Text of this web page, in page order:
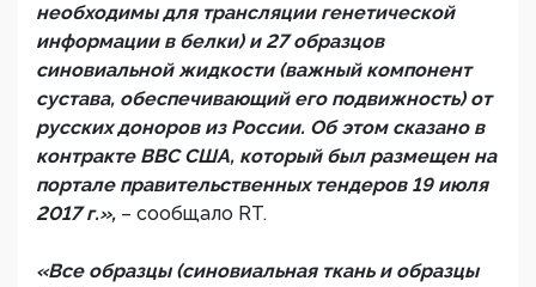
необходимы для трансляции генетической
информации в белки) и 27 образцов
синовиальной жидкости (важный компонент
сустава, обеспечивающий его подвижность) от
русскиx доноров из России. Об этом сказано в
контракте ВВС США, который был размещен на
портале правительственных тендеров 19 июля
2017 г.», – сообщало RT.
«Все образцы (синовиальная ткань и образцы